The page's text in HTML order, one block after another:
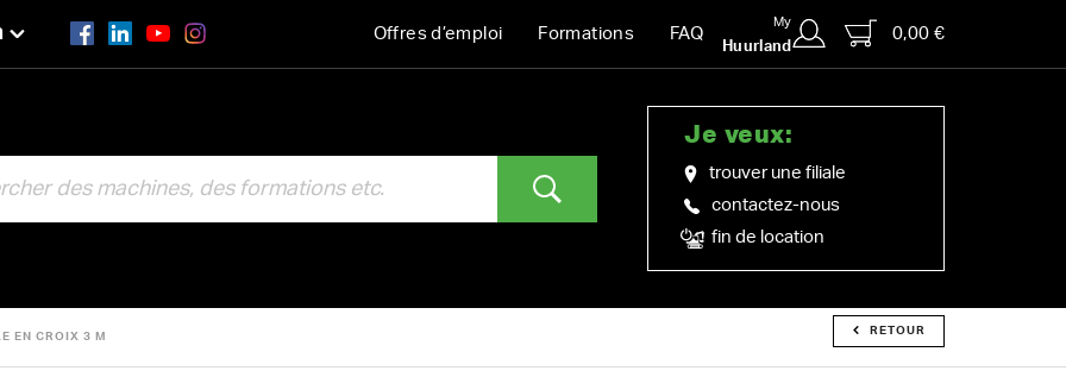
Offres d’emploi Formations FAQ
My
Huurland
0,00 €
Je veux:
trouver une filiale
contactez-nous
fin de location
EN CROIX 3 M RETOUR